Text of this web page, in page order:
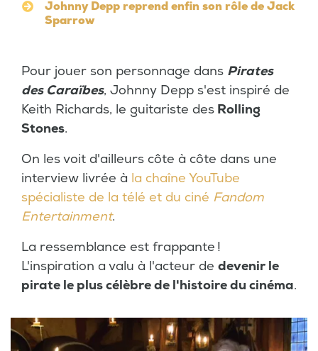
Johnny Depp reprend enfin son rôle de Jack
Sparrow
Pour jouer son personnage dans Pirates
des Caraïbes, Johnny Depp s'est inspiré de
Keith Richards, le guitariste des Rolling
Stones.
On les voit d'ailleurs côte à côte dans une
interview livrée à la chaîne YouTube
spécialiste de la télé et du ciné Fandom
Entertainment.
La ressemblance est frappante !
L'inspiration a valu à l'acteur de devenir le
pirate le plus célèbre de l'histoire du cinéma.